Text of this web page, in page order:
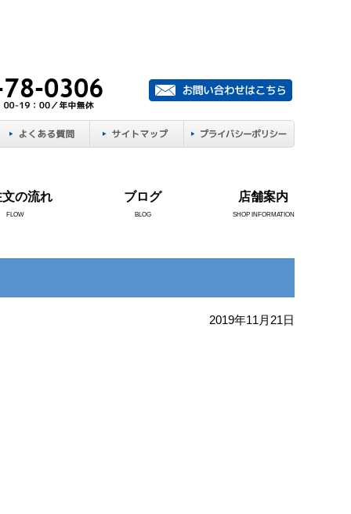
文の流れ
FLOW
ブログ
BLOG
店舗案内
SHOP INFORMATION
2019年11月21日